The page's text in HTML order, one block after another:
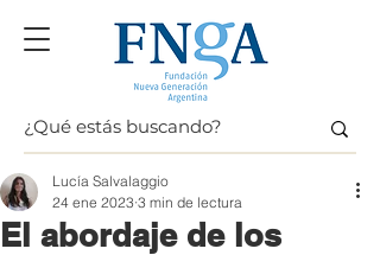
El abordaje de los
Lucía Salvalaggio
24 ene 2023 3 min de lectura